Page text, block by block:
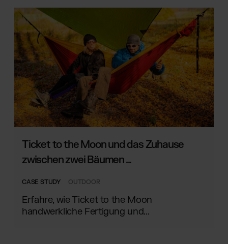
Ticket to the Moon und das Zuhause
zwischen zwei Bäumen ...
CASE STUDY OUTDOOR
Erfahre, wie Ticket to the Moon
handwerkliche Fertigung und...